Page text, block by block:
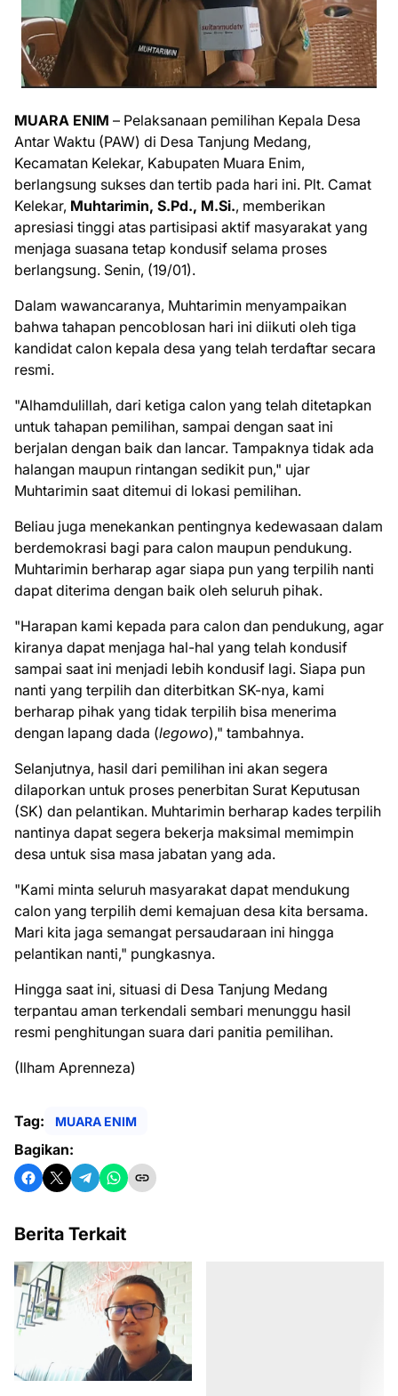
MUARA ENIM – Pelaksanaan pemilihan Kepala Desa
Antar Waktu (PAW) di Desa Tanjung Medang,
Kecamatan Kelekar, Kabupaten Muara Enim,
berlangsung sukses dan tertib pada hari ini. Plt. Camat
Kelekar, Muhtarimin, S.Pd., M.Si., memberikan
apresiasi tinggi atas partisipasi aktif masyarakat yang
menjaga suasana tetap kondusif selama proses
berlangsung. Senin, (19/01).
​Dalam wawancaranya, Muhtarimin menyampaikan
bahwa tahapan pencoblosan hari ini diikuti oleh tiga
kandidat calon kepala desa yang telah terdaftar secara
resmi.
​"Alhamdulillah, dari ketiga calon yang telah ditetapkan
untuk tahapan pemilihan, sampai dengan saat ini
berjalan dengan baik dan lancar. Tampaknya tidak ada
halangan maupun rintangan sedikit pun," ujar
Muhtarimin saat ditemui di lokasi pemilihan.
​Beliau juga menekankan pentingnya kedewasaan dalam
berdemokrasi bagi para calon maupun pendukung.
Muhtarimin berharap agar siapa pun yang terpilih nanti
dapat diterima dengan baik oleh seluruh pihak.
​"Harapan kami kepada para calon dan pendukung, agar
kiranya dapat menjaga hal-hal yang telah kondusif
sampai saat ini menjadi lebih kondusif lagi. Siapa pun
nanti yang terpilih dan diterbitkan SK-nya, kami
berharap pihak yang tidak terpilih bisa menerima
dengan lapang dada (legowo)," tambahnya.
​Selanjutnya, hasil dari pemilihan ini akan segera
dilaporkan untuk proses penerbitan Surat Keputusan
(SK) dan pelantikan. Muhtarimin berharap kades terpilih
nantinya dapat segera bekerja maksimal memimpin
desa untuk sisa masa jabatan yang ada.
​"Kami minta seluruh masyarakat dapat mendukung
calon yang terpilih demi kemajuan desa kita bersama.
Mari kita jaga semangat persaudaraan ini hingga
pelantikan nanti," pungkasnya.
​Hingga saat ini, situasi di Desa Tanjung Medang
terpantau aman terkendali sembari menunggu hasil
resmi penghitungan suara dari panitia pemilihan.
(Ilham Aprenneza)
Tag: MUARA ENIM
Bagikan:
Berita Terkait